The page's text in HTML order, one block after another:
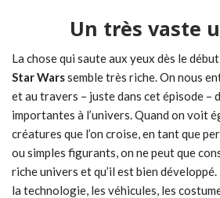
Un très vaste
La chose qui saute aux yeux dès le
Star Warssemble très riche. On nous
et au travers – juste dans cet épisode –
importantes à l’univers. Quand on voit
créatures que l’on croise, en tant que
ou simples figurants, on ne peut que
riche univers et qu’il est bien développé.
la technologie, les véhicules, les